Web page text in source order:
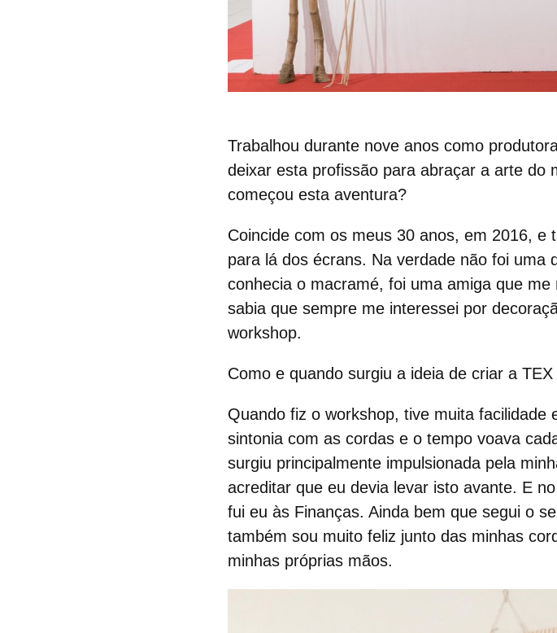
Trabalhou durante nove anos como
deixar esta profissão para abraçar a arte do
começou esta aventura?
Coincide com os meus 30 anos, em 2016,
para lá dos écrans. Na verdade não foi uma
conhecia o macramé, foi uma amiga que
sabia que sempre me interessei por
workshop.
Como e quando surgiu a ideia de criar a TEX
Quando fiz o workshop, tive muita
sintonia com as cordas e o tempo voava
surgiu principalmente impulsionada pela
acreditar que eu devia levar isto avante. E
fui eu às Finanças. Ainda bem que segui o
também sou muito feliz junto das minhas
minhas próprias mãos.